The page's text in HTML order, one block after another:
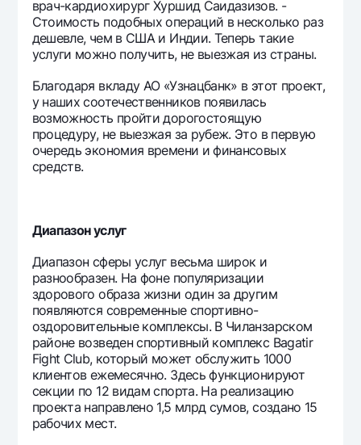
врач-кардиохирург Хуршид Саидазизов. -
Стоимость подобных операций в несколько раз
дешевле, чем в США и Индии. Теперь такие
услуги можно получить, не выезжая из страны.
Благодаря вкладу АО «Узнацбанк» в этот проект,
у наших соотечественников появилась
возможность пройти дорогостоящую
процедуру, не выезжая за рубеж. Это в первую
очередь экономия времени и финансовых
средств.
Диапазон услуг
Диапазон сферы услуг весьма широк и
разнообразен. На фоне популяризации
здорового образа жизни один за другим
появляются современные спортивно-
оздоровительные комплексы. В Чиланзарском
районе возведен спортивный комплекс Bagatir
Fight Club, который может обслужить 1000
клиентов ежемесячно. Здесь функционируют
секции по 12 видам спорта. На реализацию
проекта направлено 1,5 млрд сумов, создано 15
рабочих мест.